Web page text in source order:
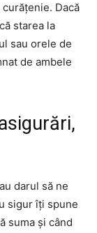
Dacă
starea la
sau orele de
de ambele
darul să ne
sigur îți spune
suma și când